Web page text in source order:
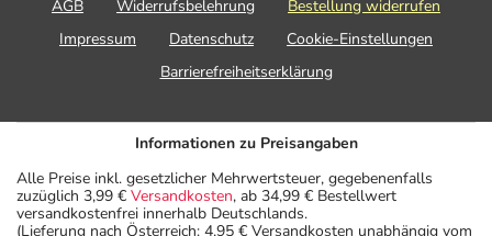
AGB Widerrufsbelehrung
Bestellung widerrufen
Impressum
Datenschutz
Cookie-Einstellungen
Barrierefreiheitserklärung
Informationen zu Preisangaben
Alle Preise inkl. gesetzlicher Mehrwertsteuer, gegebenenfalls
zuzüglich 3,99 € Versandkosten, ab 34,99 € Bestellwert
versandkostenfrei innerhalb Deutschlands.
(Lieferung nach Österreich: 4,95 € Versandkosten unabhängig vom